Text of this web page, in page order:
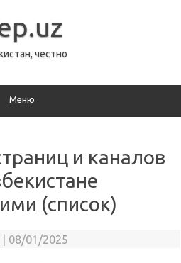
честно
Меню
и каналов
(список)
08/01/2025